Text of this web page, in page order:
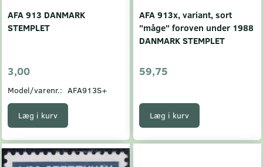
AFA 913 DANMARK
STEMPLET
3,00
Model/varenr.: AFA913S+
Læg i kurv
AFA 913x, variant, sort
"måge" foroven under 1988
DANMARK STEMPLET
59,75
Læg i kurv